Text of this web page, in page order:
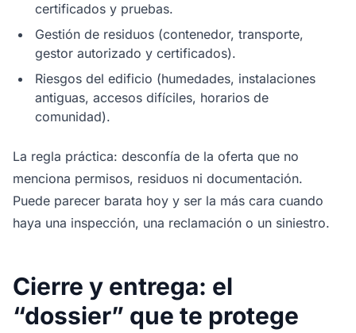
certificados y pruebas.
Gestión de residuos (contenedor, transporte,
gestor autorizado y certificados).
Riesgos del edificio (humedades, instalaciones
antiguas, accesos difíciles, horarios de
comunidad).
La regla práctica: desconfía de la oferta que no
menciona permisos, residuos ni documentación.
Puede parecer barata hoy y ser la más cara cuando
haya una inspección, una reclamación o un siniestro.
Cierre y entrega: el
“dossier” que te protege